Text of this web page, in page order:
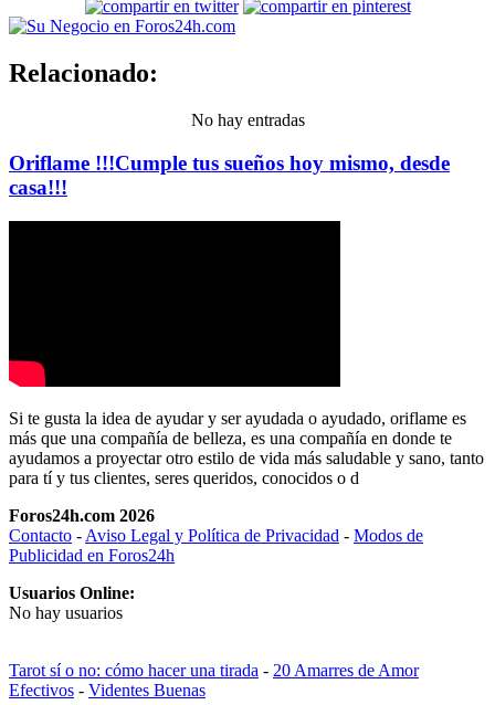
Relacionado:
No hay entradas
Oriflame !!!Cumple tus sueños hoy mismo, desde
casa!!!
Si te gusta la idea de ayudar y ser ayudada o ayudado, oriflame es
más que una compañía de belleza, es una compañía en donde te
ayudamos a proyectar otro estilo de vida más saludable y sano, tanto
para tí y tus clientes, seres queridos, conocidos o d
Foros24h.com 2026
Contacto - Aviso Legal y Política de Privacidad - Modos de
Publicidad en Foros24h
Usuarios Online:
No hay usuarios
Tarot sí o no: cómo hacer una tirada - 20 Amarres de Amor
Efectivos - Videntes Buenas